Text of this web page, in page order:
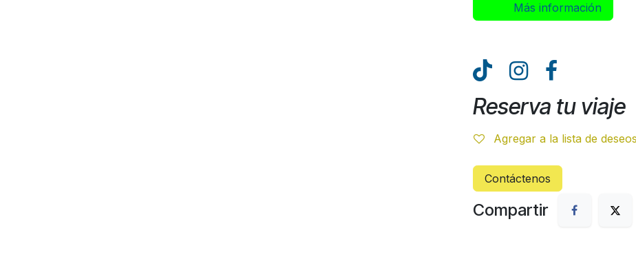
Más inform​​​​ación
Reserva tu viaje
Agregar a la lista de deseos
Contáctenos
Compartir